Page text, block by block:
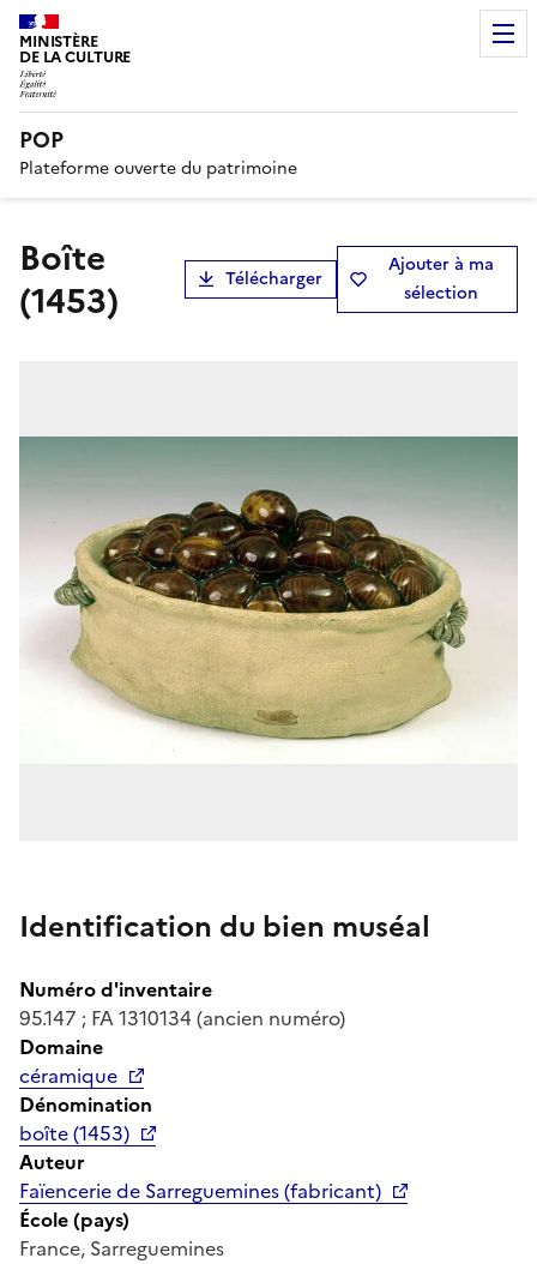
MINISTÈRE
DE LA CULTURE
POP
Plateforme ouverte du patrimoine
boîte
(1453)
Télécharger
Ajouter à ma
sélection
Identification du bien muséal
Numéro d'inventaire
95.147 ; FA 1310134 (ancien numéro)
Domaine
céramique
Dénomination
boîte (1453)
Auteur
Faïencerie de Sarreguemines (fabricant)
École (pays)
France, Sarreguemines